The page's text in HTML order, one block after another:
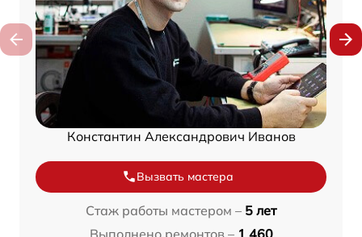
Константин Александрович Иванов
Вызвать мастера
Стаж работы мастером – 5 лет
Выполнено ремонтов – 1 460